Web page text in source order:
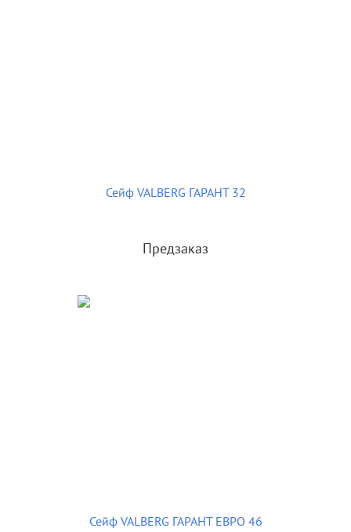
Сейф VALBERG ГАРАНТ 32
Предзаказ
Сейф VALBERG ГАРАНТ ЕВРО 46